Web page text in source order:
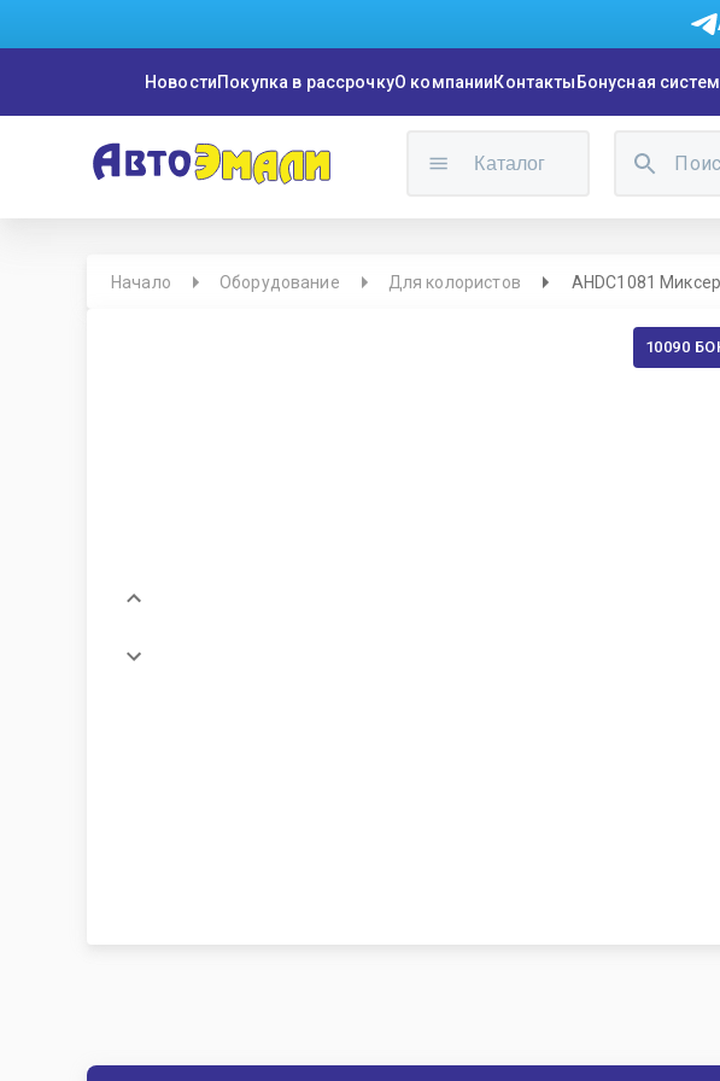
НовостиПокупка в рассрочкуО компанииКонтакты Бонусная
Каталог
Начало Оборудование Для колористов AHDC1081
10090